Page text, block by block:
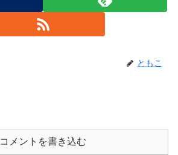
ともこ
コメントを書き込む